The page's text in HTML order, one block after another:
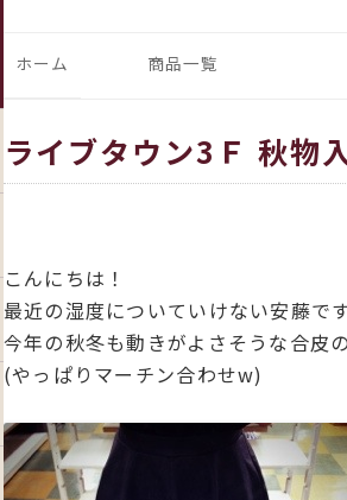
ン
ツ
へ
ッ
プ
フランス、イタリ
ランドの「都繊維」
ホーム 商品一覧
KAVACH（カバチ）商
ライブタウン3Ｆ 秋物
こんにちは！
最近の湿度についていけない安藤で
今年の秋冬も動きがよさそうな合皮
(やっぱりマーチン合わせw)